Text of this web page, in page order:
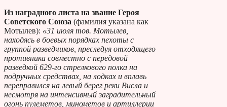
Из наградного листа на звание Героя
Советского Союза (фамилия указана как
Мотылев): «31 июля тов. Мотылев,
находясь в боевых порядках пехоты с
группой разведчиков, преследуя отходящего
противника совместно с передовой
разведкой 629-го стрелкового полка на
подручных средствах, на лодках и вплавь
переправился на левый берег реки Висла и
несмотря на интенсивный заградительный
огонь пулеметов, минометов и артиллерии